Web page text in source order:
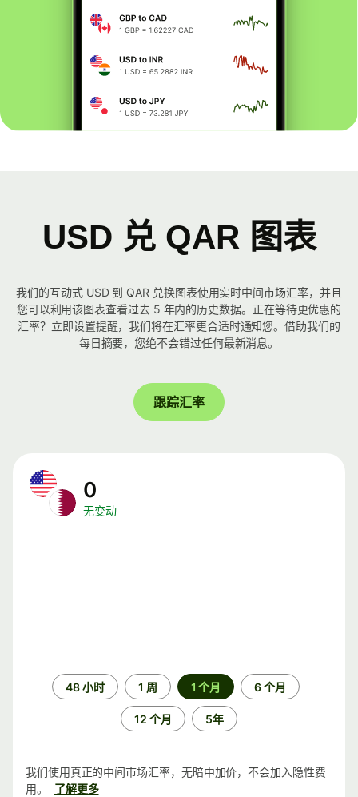
USD 兑 QAR 图表
我们的互动式 USD 到 QAR 兑换图表使用实时中间市场汇率，并且
您可以利用该图表查看过去 5 年内的历史数据。正在等待更优惠的
汇率？立即设置提醒，我们将在汇率更合适时通知您。借助我们的
每日摘要，您绝不会错过任何最新消息。
跟踪汇率
0
无变动
48 小时 1 周 1 个月 6 个月
12 个月 5年
我们使用真正的中间市场汇率，无暗中加价，不会加入隐性费
用。
了解更多